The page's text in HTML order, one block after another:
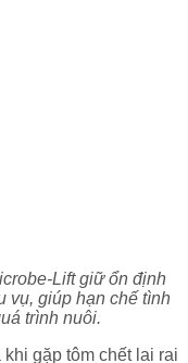
Lift giữ ổn định
vụ, giúp hạn chế tình
trình nuôi.
gặp tôm chết lai rai